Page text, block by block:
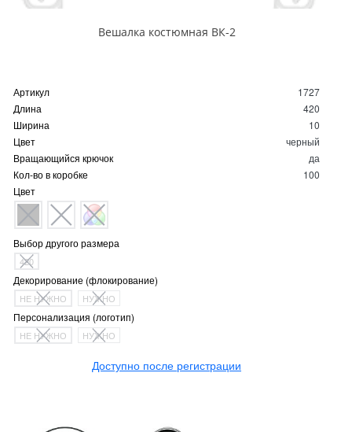
Вешалка костюмная ВК-2
Артикул
1727
Длина
420
Ширина
10
Цвет
черный
Вращающийся крючок
да
Кол-во в коробке
100
Цвет
Выбор другого размера
420
Декорирование (флокирование)
НЕ НУЖНО НУЖНО
Персонализация (логотип)
НЕ НУЖНО НУЖНО
Доступно после регистрации